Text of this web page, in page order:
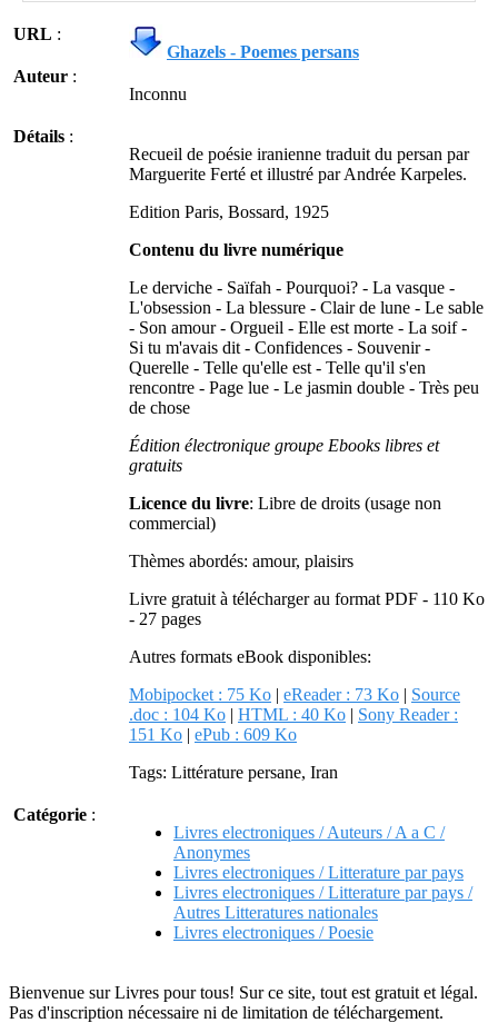
URL :
Ghazels - Poemes persans
Auteur :
Inconnu
Détails :
Recueil de poésie iranienne traduit du persan par
Marguerite Ferté et illustré par Andrée Karpeles.
Edition Paris, Bossard, 1925
Contenu du livre numérique
Le derviche - Saïfah - Pourquoi? - La vasque -
L'obsession - La blessure - Clair de lune - Le sable
- Son amour - Orgueil - Elle est morte - La soif -
Si tu m'avais dit - Confidences - Souvenir -
Querelle - Telle qu'elle est - Telle qu'il s'en
rencontre - Page lue - Le jasmin double - Très peu
de chose
Édition électronique groupe Ebooks libres et
gratuits
Licence du livre: Libre de droits (usage non
commercial)
Thèmes abordés: amour, plaisirs
Livre gratuit à télécharger au format PDF - 110 Ko
- 27 pages
Autres formats eBook disponibles:
Mobipocket : 75 Ko | eReader : 73 Ko | Source
.doc : 104 Ko | HTML : 40 Ko | Sony Reader :
151 Ko | ePub : 609 Ko
Tags: Littérature persane, Iran
Catégorie :
Livres electroniques / Auteurs / A a C /
Anonymes
Livres electroniques / Litterature par pays
Livres electroniques / Litterature par pays /
Autres Litteratures nationales
Livres electroniques / Poesie
Bienvenue sur Livres pour tous! Sur ce site, tout est gratuit et légal.
Pas d'inscription nécessaire ni de limitation de téléchargement.